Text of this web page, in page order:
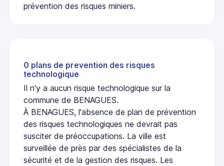
prévention des risques miniers.
0 plans de prevention des risques
technologique
Il n'y a aucun risque technologique sur la
commune de BENAGUES.
À BENAGUES, l'absence de plan de prévention
des risques technologiques ne devrait pas
susciter de préoccupations. La ville est
surveillée de près par des spécialistes de la
sécurité et de la gestion des risques. Les